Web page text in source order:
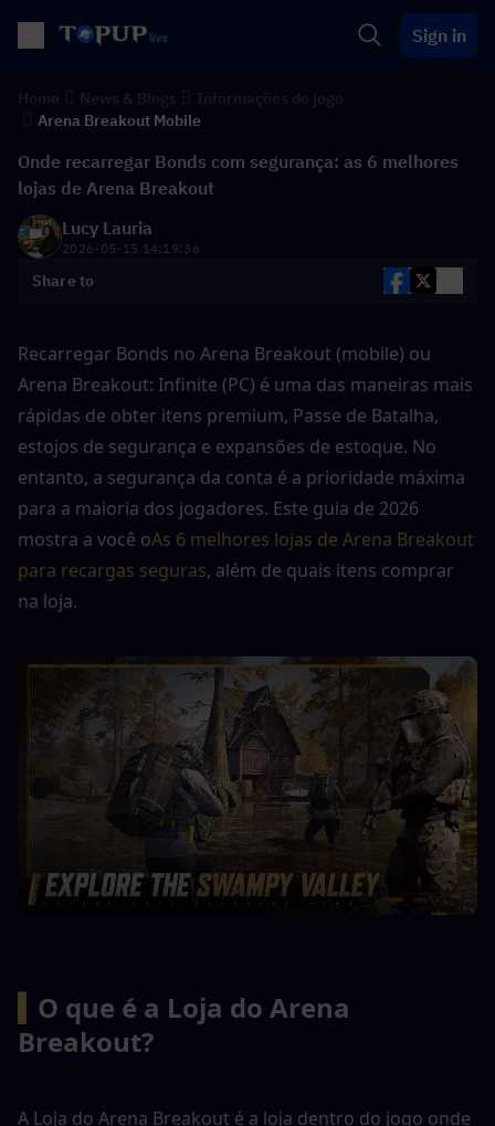
Sign in
Arena Breakout Mobile
Onde recarregar Bonds com segurança: as 6 melhores
lojas de Arena Breakout
Lucy Lauria
2026-05-15 14:19:36
Share to
Recarregar Bonds no Arena Breakout (mobile) ou
Arena Breakout: Infinite (PC) é uma das maneiras mais
rápidas de obter itens premium, Passe de Batalha,
estojos de segurança e expansões de estoque. No
entanto, a segurança da conta é a prioridade máxima
para a maioria dos jogadores. Este guia de 2026
mostra a você oAs 6 melhores lojas de Arena Breakout
para recargas seguras, além de quais itens comprar
na loja.
O que é a Loja do Arena
Breakout?
A Loja do Arena Breakout é a loja dentro do jogo onde